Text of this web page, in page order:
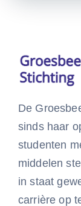
De
sinds haar
studenten
middelen
in staat
carrière op